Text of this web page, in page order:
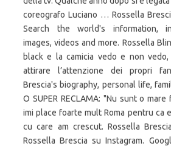
coreografo Luciano … Rossella
Search the world's information,
images, videos and more. Rossella
black e la camicia vedo e non
attirare l’attenzione dei propri
Brescia's biography, personal life,
O SUPER RECLAMA: "Nu sunt o
imi place foarte mult Roma pentru ca
cu care am crescut. Rossella
Rossella Brescia su Instagram.